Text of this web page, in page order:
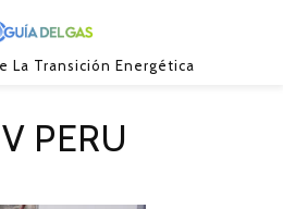
La Transición Energética
PERU